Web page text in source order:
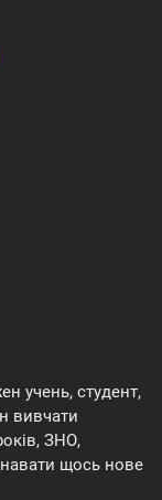
учень, студент,
вивчати
ЗНО,
щось нове